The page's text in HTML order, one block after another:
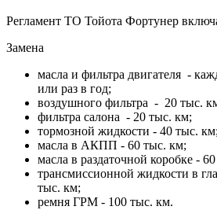
Регламент ТО Тойота Фортунер
Замена
масла и фильтра двигателя -
или раз в год;
воздушного фильтра - 20 тыс.
фильтра салона - 20 тыс. км;
тормозной жидкости - 40 тыс. км;
масла в АКПП - 60 тыс. км;
масла в раздаточной коробке -
трансмиссионной жидкости в
тыс. км;
ремня ГРМ - 100 тыс. км.